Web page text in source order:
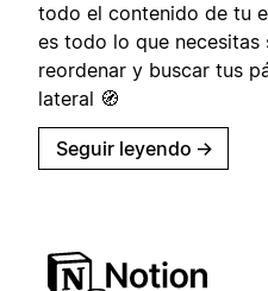
todo el contenido de tu
es todo lo que necesitas
reordenar y buscar tus
lateral 🧭
Seguir leyendo →